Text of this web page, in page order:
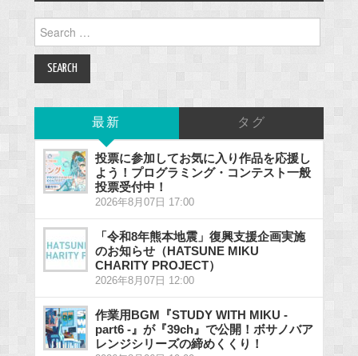
Search
for:
最新 タグ
投票に参加してお気に入り作品を応援し
よう！プログラミング・コンテスト一般
投票受付中！
2026年8月07日 17:00
「令和8年熊本地震」復興支援企画実施
のお知らせ（HATSUNE MIKU
CHARITY PROJECT）
2026年8月07日 12:00
作業用BGM『STUDY WITH MIKU -
part6 -』が『39ch』で公開！ボサノバア
レンジシリーズの締めくくり！